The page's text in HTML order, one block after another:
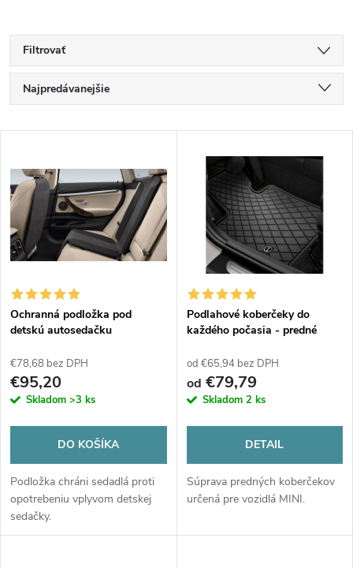
Filtrovať
R
a
d
e
n
i
e
p
r
d
u
Najpredávanejšie
Abecedne
ý
p
i
s
p
r
o
d
u
k
Ochranná podložka pod
detskú autosedačku
€78,68 bez DPH
€95,20
Skladom >3 ks
DO KOŠÍKA
Podložka chráni sedadlá proti
opotrebeniu vplyvom detskej
sedačky.
Podlahové koberčeky do
každého počasia - predné
od €65,94 bez DPH
od €79,79
Skladom 2 ks
DETAIL
Súprava predných koberčekov
určená pre vozidlá MINI.